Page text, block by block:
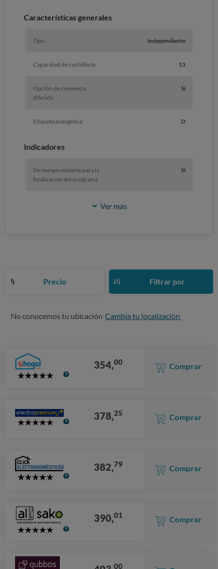
Características generales
Tipo Independiente
Capacidad de cuchillería 13
Opción de comienzo
diferido
Sí
Etiqueta energética D
Indicadores
De tiempo restante para la
finalización del programa
Sí
Ver más
Precio Filtrar por
No conocemos tu ubicación Cambia tu localización
5
354,00 Comprar
5
378,25 Comprar
5
382,79 Comprar
5
390,01 Comprar
00